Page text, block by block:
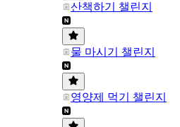
산책하기 챌린지
물 마시기 챌린지
영양제 먹기 챌린지